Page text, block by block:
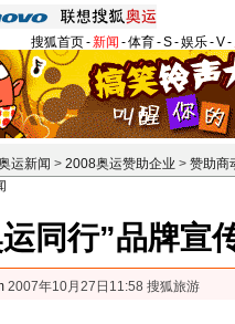
搜狐首页-新闻 -体育-S-娱乐-V-
运新闻 > 2008奥运赞助企业 > 赞助商
同行”品牌宣
2007年10月27日11:58 搜狐旅游